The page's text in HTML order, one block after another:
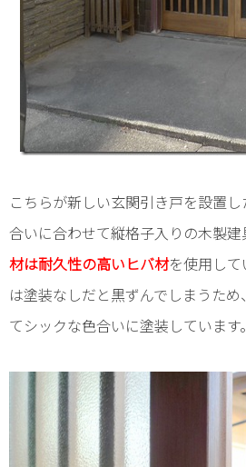
こちらが新しい玄関引き戸を設置
合いに合わせて縦格子入りの木製建
材は耐久性の高いヒバ材を使用し
は塗装なしだと黒ずんでしまうた
てシックな色合いに塗装しています。